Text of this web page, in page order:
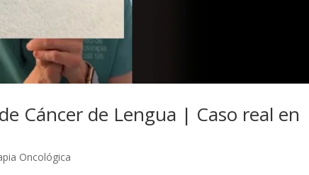
Cáncer de Lengua | Caso real en
Oncológica